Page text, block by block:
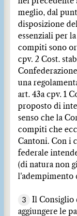
meglio, dal
disposizione
essenziali per
compiti sono
cpv. 2 Cost.
una
art. 43a cpv. 1
proposto di
senso che la
compiti che
Cantoni. Con i
federale
(di natura non
l'adempimento
3
Il Consiglio
aggiungere le